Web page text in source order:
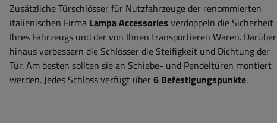
Zusätzliche Türschlösser für Nutzfahrzeuge der renommierten
italienischen Firma Lampa Accessories verdoppeln die Sicherheit
Ihres Fahrzeugs und der von Ihnen transportieren Waren. Darüber
hinaus verbessern die Schlösser die Steifigkeit und Dichtung der
Tür. Am besten sollten sie an Schiebe- und Pendeltüren montiert
werden. Jedes Schloss verfügt über6 Befestigungspunkte.